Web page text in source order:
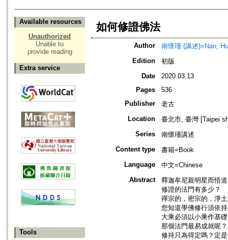
Available resources
Unauthorized
Unable to
provide reading
Extra service
Tools
如何修證佛法
Author
南懷瑾 (講述)=Nan,
Edition
初版
Date
2020.03.13
Pages
536
Publisher
老古
Location
臺北市, 臺灣 [Taipei
Series
南懷瑾講述
Content type
書籍=Book
Language
中文=Chinese
Abstract
釋迦牟尼親明星而悟
修證的法門有多少？
禪宗的，密宗的，淨
您知道學佛修行須依
大乘必須以小乘作基
那個法門最易成就呢？
修持只為得定嗎？定